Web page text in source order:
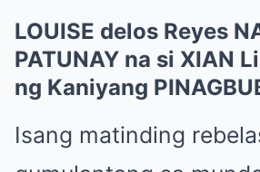
LOUISE delos Reyes
PATUNAY na si XIAN
ng Kaniyang
Isang matinding